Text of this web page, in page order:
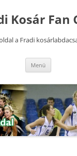
Kosár Fan
a Fradi
Menü